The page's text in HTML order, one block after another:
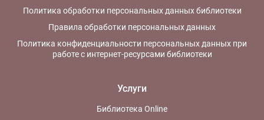
Политика обработки персональных данных библиотеки
Правила обработки персональных данных
Политика конфиденциальности персональных данных при
работе с интернет-ресурсами библиотеки
Услуги
Библиотека Online